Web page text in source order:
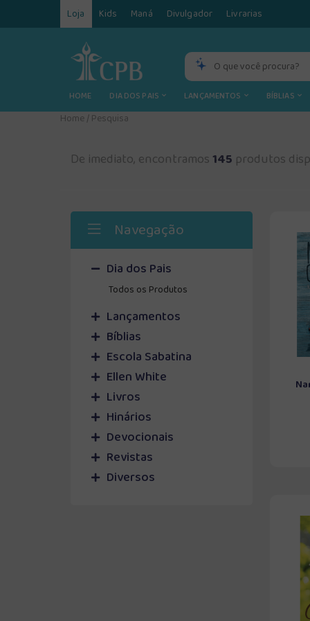
Loja Kids Maná Divulgador Livrarias
HOME DIA DOS PAIS LANÇAMENTOS BÍBLIAS
Home /Pesquisa
De imediato, encontramos 145 produtos
Navegação
Dia dos Pais
Todos os Produtos
Lançamentos
Bíblias
Escola Sabatina
Ellen White
Livros
Hinários
Devocionais
Revistas
Diversos